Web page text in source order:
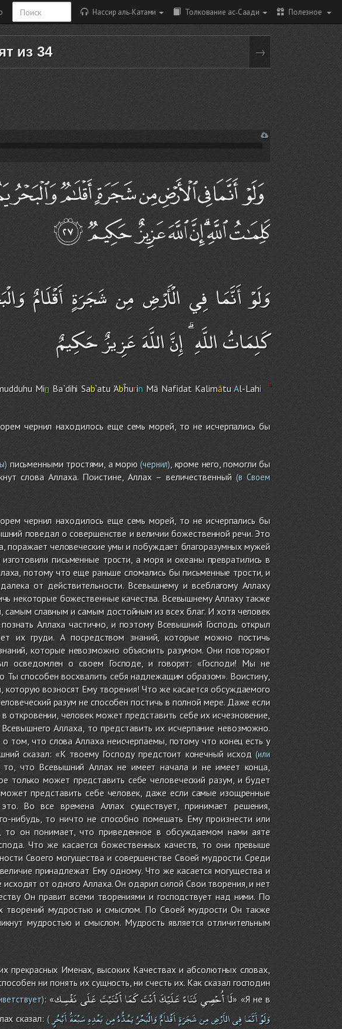
Нассир аль-Катами Толкование ас-Саади Полезное
из 34 →
وَلَوْ أَنَّمَا فِي الْأَرْضِ مِن شَجَرَةٍ أَقْلَامٌ
كَلِمَاتُ اللَّهِ ۗ إِنَّ اللَّهَ عَزِيزٌ حَكِيمٌ
uMinBa`dihi Sab`atu 'AbĥurinMā Nafidat KalimātuAl-Lahi
чернил находилось еще семь морей, то не исчерпались бы
письменными тростями, а морю(чернил) , кроме него, помогли бы
слова Аллаха. Поистине, Аллах – величественный(в Своем
чернил находилось еще семь морей, то не исчерпались бы
поведал о совершенстве и величии божественной речи. Это
поражает человеческие умы и побуждает благоразумных мужей
письменные трости, а моря и океаны превратились в
потому что еще раньше сломались бы письменные трости, и
от действительности. Всевышнему и всеблагому Аллаху
некоторые божественные качества. Всевышнему Аллаху также
самым славным и самым достойным из всех благ. И хотя человек
Аллаха частично, и поэтому Всевышний Господь открыл
их груди. А посредством знаний, которые можно постичь
которые невозможно объяснить разумом. Они повторяют
осведомлен о своем Господе, и говорят: «Господи! Мы не
Ты способен восхвалить себя надлежащим образом». Воистину,
возносят Ему творения! Что же касается обсуждаемого
разум не способен постичь в полной мере. Даже если
человек может представить себе их исчезновение,
Аллаха, то представить их исчерпание невозможно.
том, что слова Аллаха неисчерпаемы, потому что конец есть у
сказал: «К твоему Господу предстоит конечный исход (или
то, что Всевышний Аллах не имеет начала и не имеет конца,
может представить себе человеческий разум, и будет
представить себе человек, даже если самые изощренные
Во все времена Аллах существует, принимает решения,
нибудь, то ничто не способно помешать Ему произнести или
он понимает, что приведенное в обсуждаемом нами аяте
Что же касается божественных качеств, то они превыше
Своего могущества и совершенстве Своей мудрости. Среди
принадлежат Ему одному. Что же касается могущества и
от одного Аллаха. Он одарил силой Свои творения, и нет
Он правит всеми творениями и господствует над ними. По
творений мудростью и смыслом. По Своей мудрости Он также
мудростью и смыслом. Мудрость является отличительным
Именах, высоких Качествах и абсолютных словах,
ни понять их сущность, ни счесть их. Как сказал господин
: « لَاأُحْصِيثَنَاءًعَلَيْكَأَنْتَكَمَاأَثْنَيْتَعَلَىنَفْسِك
» «Я не в
сказал: ( وَلَوْأَنَّمَافِىالأَرْضِمِنشَجَرَةٍأَقْلاَمٌوَالْبَحْرُيَمُدُّهُمِنبَعْدِهِسَبْعَةُأَبْحُرٍ